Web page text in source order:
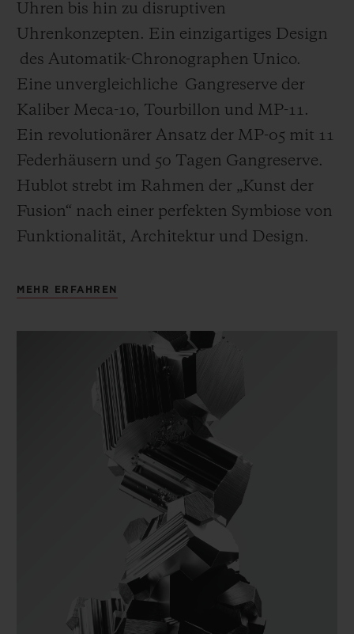
Uhren bis hin zu disruptiven
Uhrenkonzepten. Ein einzigartiges Design
des Automatik-Chronographen Unico.
Eine unvergleichliche Gangreserve der
Kaliber Meca-10, Tourbillon und MP-11.
Ein revolutionärer Ansatz der MP-05 mit 11
Federhäusern und 50 Tagen Gangreserve.
Hublot strebt im Rahmen der „Kunst der
Fusion“ nach einer perfekten Symbiose von
Funktionalität, Architektur und Design.
MEHR ERFAHREN